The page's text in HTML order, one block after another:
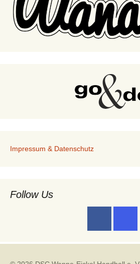
Impressum & Datenschutz
Follow Us